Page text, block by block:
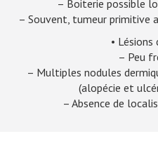
– Boiterie possible
– Souvent, tumeur primitive
• Lésions
– Peu
– Multiples nodules
(alopécie et
– Absence de